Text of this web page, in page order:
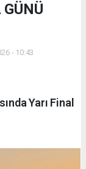
- 10:43
Yarı Final